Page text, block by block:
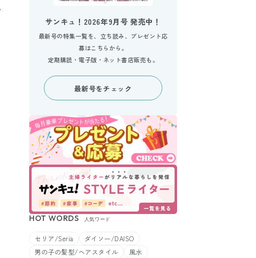
サンキュ！2026年9月号 発売中！
最新号の特集一覧を、立ち読み、プレゼント応
募はこちらから。
定期購読・電子版・ネット書店販売も。
最新号をチェック
HOT WORDS 人気ワード
セリア/Seria
ダイソー/DAISO
男の子の髪型/ヘアスタイル
風水